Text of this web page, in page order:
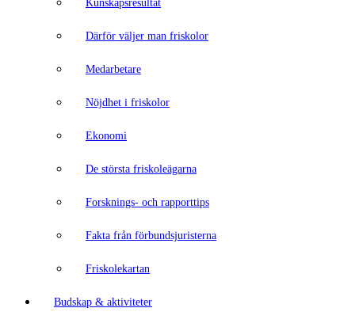
Kunskapsresultat
Därför väljer man friskolor
Medarbetare
Nöjdhet i friskolor
Ekonomi
De största friskoleägarna
Forsknings- och rapporttips
Fakta från förbundsjuristerna
Friskolekartan
Budskap & aktiviteter